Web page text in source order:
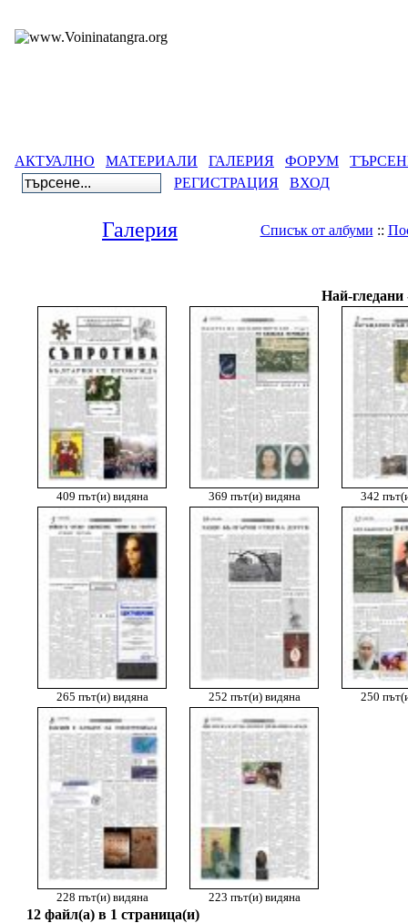
АКТУАЛНО МАТЕРИАЛИ ГАЛЕРИЯ ФОРУМ
РЕГИСТРАЦИЯ
ВХОД
Галерия Списък от албуми ::
Най-
409 път(и) видяна 369 път(и) видяна 342
265 път(и) видяна 252 път(и) видяна 250
228 път(и) видяна 223 път(и) видяна
12 файл(а) в 1 страница(и)